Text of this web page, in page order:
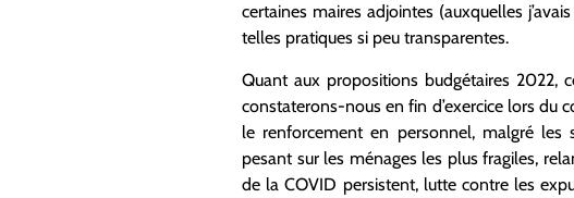
certaines maires adjointes (auxquelles
telles pratiques si peu transparentes.
Quant aux propositions budgétaires 2022,
constaterons-nous en fin d’exercice lors du
le renforcement en personnel, malgré les
pesant sur les ménages les plus fragiles,
de la COVID persistent, lutte contre les